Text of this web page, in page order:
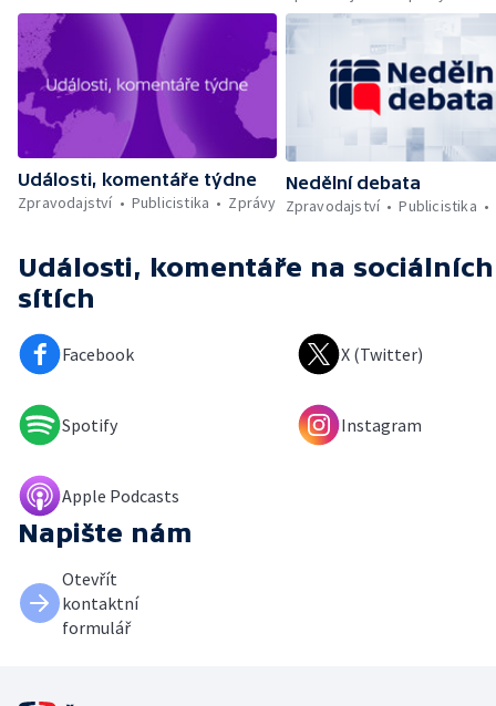
Události, komentáře týdne
Zpravodajství
Publicistika Zprávy
Nedělní debata
Zpravodajství
Publicistika
Události, komentáře na sociálních
sítích
Facebook X (Twitter)
Spotify Instagram
Apple Podcasts
Napište nám
Otevřít
kontaktní
formulář